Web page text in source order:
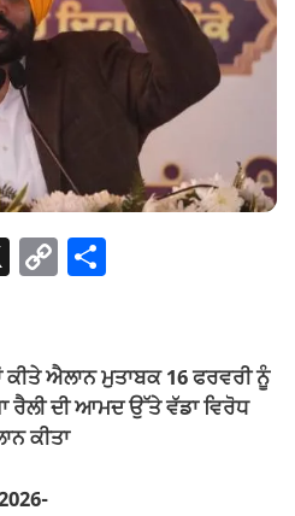
X C
y
Li
n
e
ਕੀਤੇ ਐਲਾਨ ਮੁਤਾਬਕ 16 ਫਰਵਰੀ ਨੂੰ
ਰੈਲੀ ਦੀ ਆਮਦ ਉੱਤੇ ਵੱਡਾ ਵਿਰੋਧ
ਕੀਤਾ